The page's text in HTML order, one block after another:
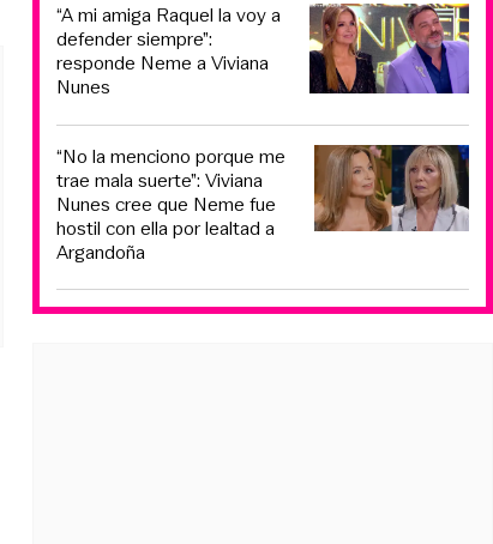
“A mi amiga Raquel la voy a
defender siempre”:
responde Neme a Viviana
Nunes
“No la menciono porque me
trae mala suerte”: Viviana
Nunes cree que Neme fue
hostil con ella por lealtad a
Argandoña